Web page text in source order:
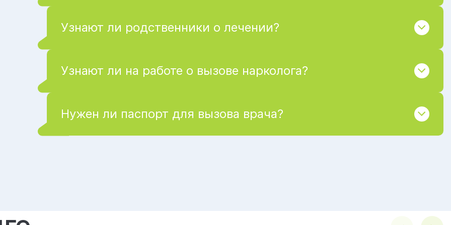
Узнают ли родственники о лечении?
Узнают ли на работе о вызове нарколога?
Нужен ли паспорт для вызова врача?